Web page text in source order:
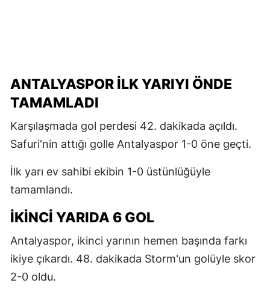
ANTALYASPOR ILK YARIYI ÖNDE
TAMAMLADI
Karşılaşmada gol perdesi 42. dakikada açıldı.
Safuri'nin attığı golle Antalyaspor 1-0 öne geçti.
İlk yarı ev sahibi ekibin 1-0 üstünlüğüyle
tamamlandı.
İKINCI YARIDA 6 GOL
Antalyaspor, ikinci yarının hemen başında farkı
ikiye çıkardı. 48. dakikada Storm'un golüyle skor
2-0 oldu.